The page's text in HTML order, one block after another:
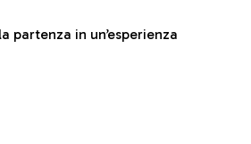
in un’esperienza